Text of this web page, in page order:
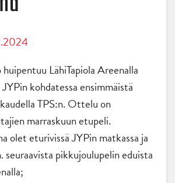
LähiTapiola Areenalla
JYPin kohdatessa ensimmäistä
TPS:n. Ottelu on
marraskuun etupeli.
olet eturivissä JYPin matkassa ja
seuraavista pikkujoulupelin eduista